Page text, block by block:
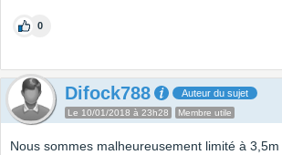
0
Difock788 Auteur du sujet
Le 10/01/2018 à 23h28 Membre utile
Nous sommes malheureusement limité à